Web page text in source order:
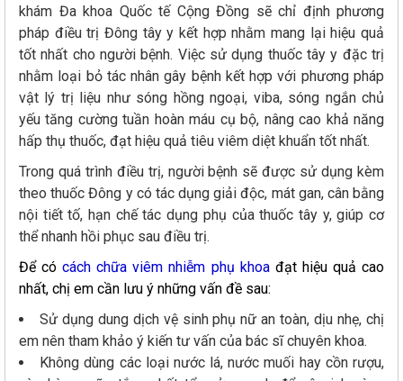
khám Đa khoa Quốc tế Cộng Đồng sẽ chỉ định phương
pháp điều trị Đông tây y kết hợp nhằm mang lại hiệu quả
tốt nhất cho người bệnh. Việc sử dụng thuốc tây y đặc trị
nhằm loại bỏ tác nhân gây bệnh kết hợp với phương pháp
vật lý trị liệu như sóng hồng ngoại, viba, sóng ngắn chủ
yếu tăng cường tuần hoàn máu cụ bộ, nâng cao khả năng
hấp thụ thuốc, đạt hiệu quả tiêu viêm diệt khuẩn tốt nhất.
Trong quá trình điều trị, người bệnh sẽ được sử dụng kèm
theo thuốc Đông y có tác dụng giải độc, mát gan, cân bằng
nội tiết tố, hạn chế tác dụng phụ của thuốc tây y, giúp cơ
thể nhanh hồi phục sau điều trị.
Để cócách chữa viêm nhiễm phụ khoađạt hiệu quả cao
nhất, chị em cần lưu ý những vấn đề sau:
Sử dụng dung dịch vệ sinh phụ nữ an toàn, dịu nhẹ, chị
em nên tham khảo ý kiến tư vấn của bác sĩ chuyên khoa.
Không dùng các loại nước lá, nước muối hay cồn rượu,